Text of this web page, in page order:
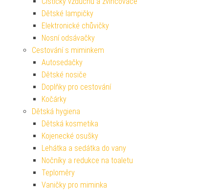
Dětské lampičky
Elektronické chůvičky
Nosní odsávačky
Cestování s miminkem
Autosedačky
Dětské nosiče
Doplňky pro cestování
Kočárky
Dětská hygiena
Dětská kosmetika
Kojenecké osušky
Lehátka a sedátka do vany
Nočníky a redukce na toaletu
Teploměry
Vaničky pro miminka